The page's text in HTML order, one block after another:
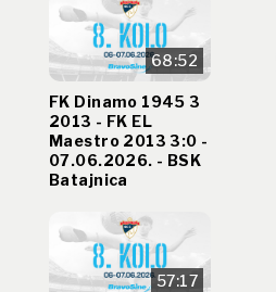
68:52
FK Dinamo 1945 3
2013 - FK EL
Maestro 2013 3:0 -
07.06.2026. - BSK
Batajnica
57:17